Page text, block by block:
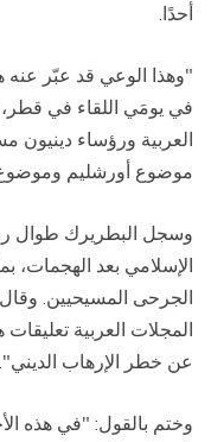
أحدًا.
"وهذا الوعي قد عبّر عنه
في يومَي اللقاء في
العربية ورؤساء
موضوع أورشليم
وسجل البطريرك طوال
الإسلامي بعد الهجمات،
الجرحى المسيحيين.
المجلات العربية
عن خطر الإرهاب الديني".
وختم بالقول: "في هذه